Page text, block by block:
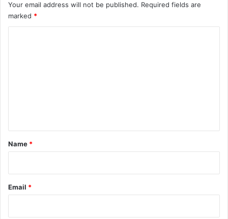
Your email address will not be published. Required fields are
marked *
*
Name *
Email *